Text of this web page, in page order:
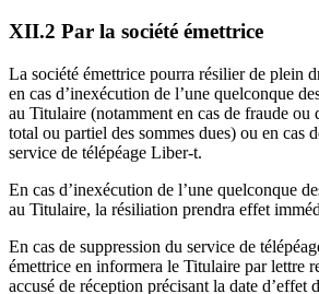
XII.2 Par la société émettrice
La société émettrice pourra résilier de plein
en cas d’inexécution de l’une quelconque
au Titulaire (notamment en cas de fraude ou
total ou partiel des sommes dues) ou en cas
service de télépéage Liber-t.
En cas d’inexécution de l’une quelconque
au Titulaire, la résiliation prendra effet
En cas de suppression du service de
émettrice en informera le Titulaire par lettre
accusé de réception précisant la date d’effet